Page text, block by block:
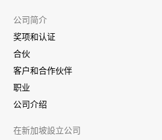
公司简介
奖项和认证
合伙
客户和合作伙伴
职业
公司介绍
在新加坡設立公司